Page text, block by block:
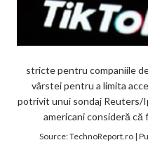
stricte pentru companiile
vârstei pentru a limita
potrivit unui sondaj Reuters/
americani consideră că
Source:TechnoReport.ro |